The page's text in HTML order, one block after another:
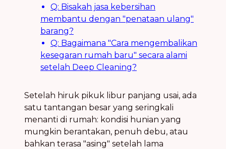
Q: Bisakah jasa kebersihan
membantu dengan "penataan ulang"
barang?
Q: Bagaimana "Cara mengembalikan
kesegaran rumah baru" secara alami
setelah Deep Cleaning?
Setelah hiruk pikuk libur panjang usai, ada
satu tantangan besar yang seringkali
menanti di rumah: kondisi hunian yang
mungkin berantakan, penuh debu, atau
bahkan terasa "asing" setelah lama